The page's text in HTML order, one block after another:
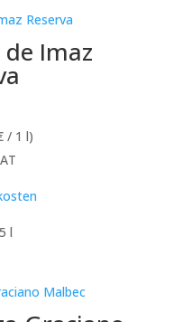
Imaz
/ 1l)
l